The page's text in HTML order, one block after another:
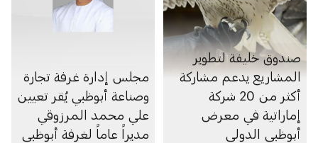
صندوق خليفة لتطوير
المشاريع يدعم مشاركة
أكثر من 20 شركة
إماراتية في معرض
أبوظبي الدولي
مجلس إدارة غرفة تجارة
وصناعة أبوظبي يُقر تعيين
علي محمد المرزوقي
مديراً عاماً لغرفة أبوظبي